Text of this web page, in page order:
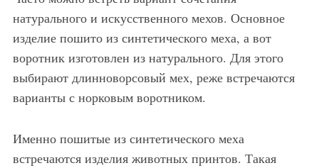
натурального и искусственного мехов. Основное
изделие пошито из синтетического меха, а вот
воротник изготовлен из натурального. Для этого
выбирают длинноворсовый мех, реже встречаются
варианты с норковым воротником.
Именно пошитые из синтетического меха
встречаются изделия животных принтов. Такая